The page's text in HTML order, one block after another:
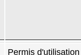
Permis d'utilisation